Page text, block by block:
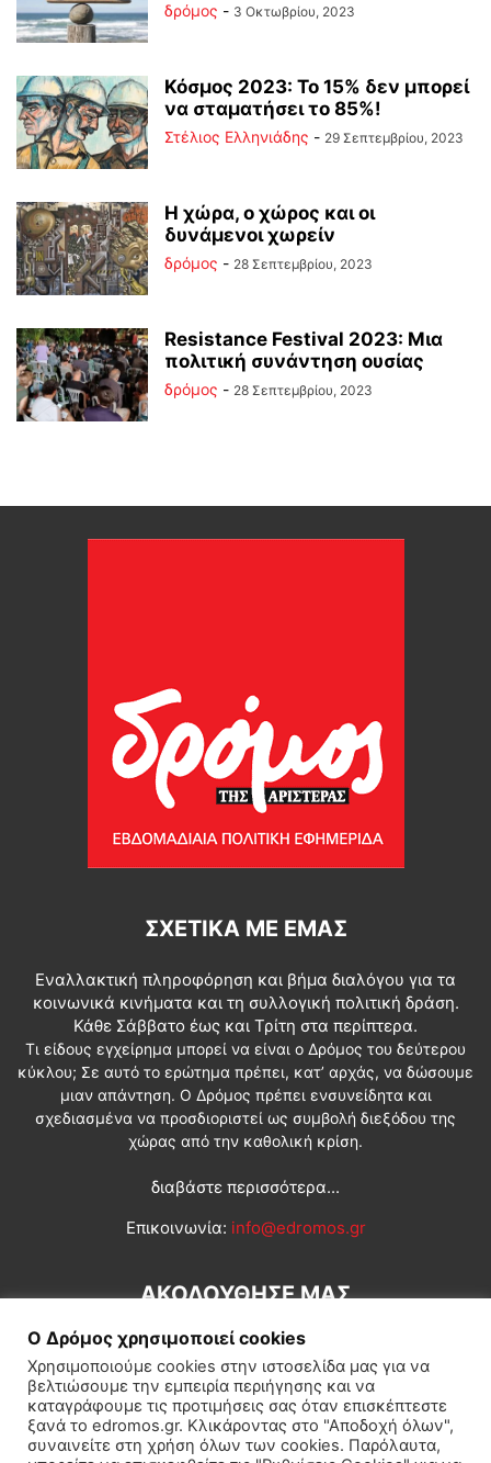
δρόμος - 3 Οκτωβρίου, 2023
Κόσμος 2023: Το 15% δεν μπορεί
να σταματήσει το 85%!
Στέλιος Ελληνιάδης - 29 Σεπτεμβρίου, 2023
Η χώρα, ο χώρος και οι
δυνάμενοι χωρείν
δρόμος - 28 Σεπτεμβρίου, 2023
Resistance Festival 2023: Μια
πολιτική συνάντηση ουσίας
δρόμος - 28 Σεπτεμβρίου, 2023
ΣΧΕΤΙΚΆ ΜΕ ΕΜΆΣ
Εναλλακτική πληροφόρηση και βήμα διαλόγου για τα
κοινωνικά κινήματα και τη συλλογική πολιτική δράση.
Κάθε Σάββατο έως και Τρίτη στα περίπτερα.
Τι είδους εγχείρημα μπορεί να είναι ο Δρόμος του δεύτερου
κύκλου; Σε αυτό το ερώτημα πρέπει, κατ’ αρχάς, να δώσουμε
μιαν απάντηση. Ο Δρόμος πρέπει ενσυνείδητα και
σχεδιασμένα να προσδιοριστεί ως συμβολή διεξόδου της
χώρας από την καθολική κρίση.
διαβάστε περισσότερα...
Επικοινωνία: info@edromos.gr
ΑΚΟΛΟΥΘΗΣΕ ΜΑΣ
Εγγραφή συνδρομητή Πολιτική Διεθνή Κοινωνία
Ο Δρόμος χρησιμοποιεί cookies
Χρησιμοποιούμε cookies στην ιστοσελίδα μας για να
βελτιώσουμε την εμπειρία περιήγησης και να
καταγράφουμε τις προτιμήσεις σας όταν επισκέπτεστε
ξανά το edromos.gr. Κλικάροντας στο "Αποδοχή όλων",
συναινείτε στη χρήση όλων των cookies. Παρόλαυτα,